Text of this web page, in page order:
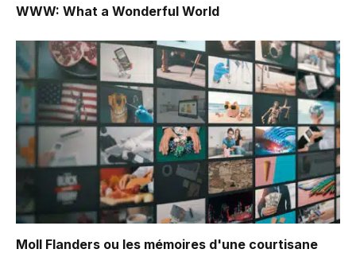
WWW: What a Wonderful World
Moll Flanders ou les mémoires d'une courtisane